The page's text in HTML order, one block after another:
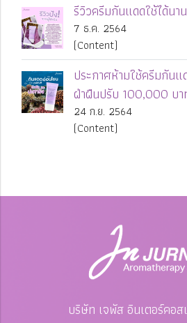
รีวิวครีมกันแดดใช้ได้นา
7 ธ.ค. 2564
(Content)
ประกาศห้ามใช้ครีมกัน
ฝ่าฝืนปรับ 100,000 บา
24 ก.ย. 2564
(Content)
บริษัท เจพัส อินเตอร์คอ